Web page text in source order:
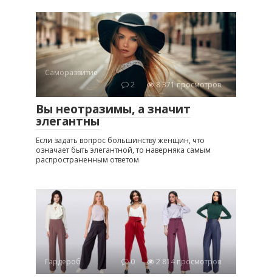
Саморазвитие
2
8 371 просмотров
Вы неотразимы, а значит
элегантны
Если задать вопрос большинству женщин, что
означает быть элегантной, то наверняка самым
распространенным ответом
Гардероб 0 2 814 просмотров